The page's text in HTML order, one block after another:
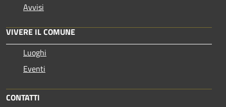
Avvisi
VIVERE IL COMUNE
Luoghi
Eventi
CONTATTI